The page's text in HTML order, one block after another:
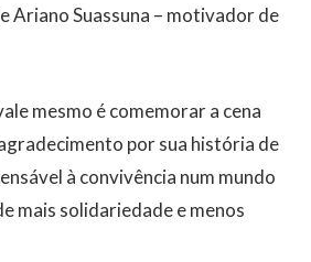
Ariano Suassuna – motivador de
mesmo é comemorar a cena
por sua história de
à convivência num mundo
mais solidariedade e menos